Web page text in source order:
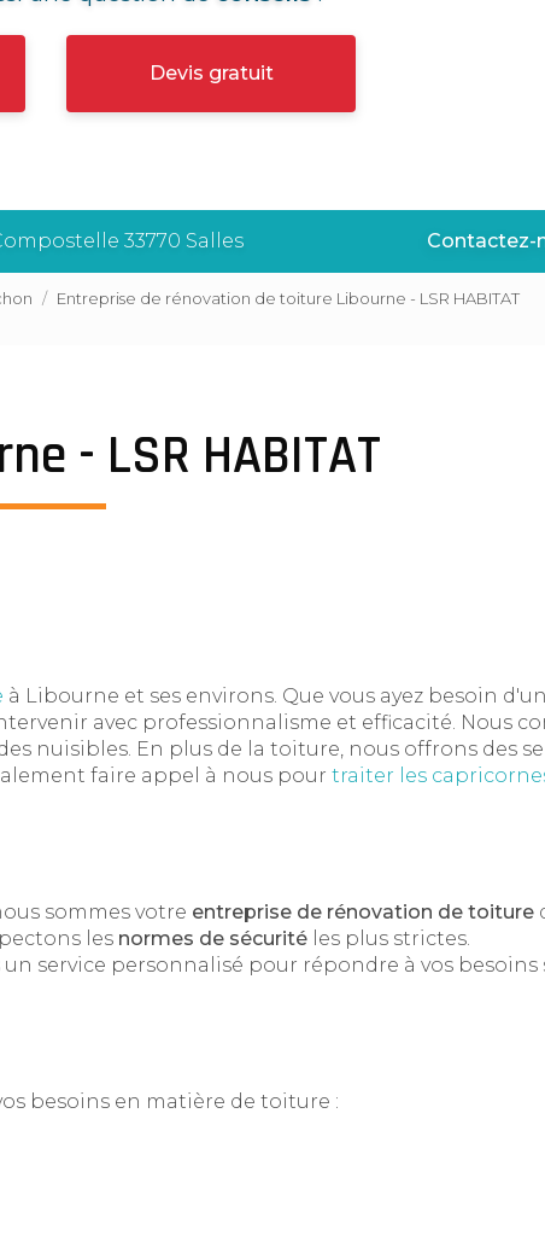
Devis gratuit
33770 Salles Contactez-
Entreprise de rénovation de toiture Libourne - LSR HABITAT
- LSR HABITAT
à Libourne et ses environs. Que vous ayez besoin
avec professionnalisme et efficacité. Nous
nuisibles. En plus de la toiture, nous offrons des
faire appel à nous pour traiter les
sommes votre entreprise de rénovation de toiture
les normes de sécurité les plus strictes.
service personnalisé pour répondre à vos besoins
besoins en matière de toiture :